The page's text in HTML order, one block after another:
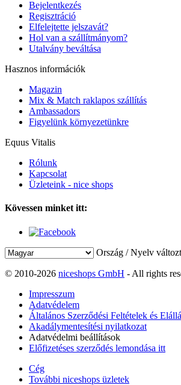
Bejelentkezés
Regisztráció
Elfelejtette jelszavát?
Hol van a szállítmányom?
Utalvány beváltása
Hasznos információk
Magazin
Mix & Match raklapos szállítás
Ambassadors
Figyelünk környezetünkre
Equus Vitalis
Rólunk
Kapcsolat
Üzleteink - nice shops
Kövessen minket itt:
Ország / Nyelv
© 2010-2026 niceshops GmbH - All rights
Impresszum
Adatvédelem
Általános Szerződési Feltételek és
Akadálymentesítési nyilatkozat
Adatvédelmi beállítások
Előfizetéses szerződés lemondása itt
Cég
További niceshops üzletek